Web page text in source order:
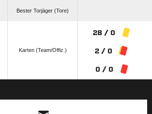
Bester Torjäger (Tore)
Karten (Team/Offiz.)
28 / 0
2 / 0
0 / 0
ANZEIGE